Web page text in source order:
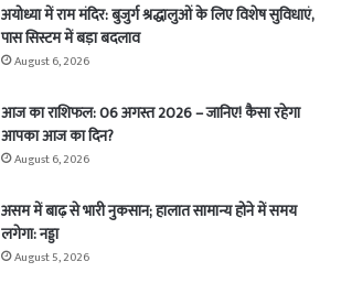
अयोध्या में राम मंदिर: बुजुर्ग श्रद्धालुओं के लिए विशेष सुविधाएं,
पास सिस्टम में बड़ा बदलाव
August 6, 2026
आज का राशिफल: 06 अगस्त 2026 – जानिए! कैसा रहेगा
आपका आज का दिन?
August 6, 2026
असम में बाढ़ से भारी नुकसान; हालात सामान्य होने में समय
लगेगा: नड्डा
August 5, 2026